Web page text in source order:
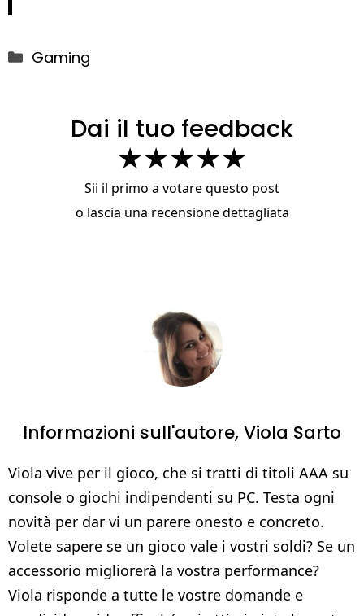
Categorie
Gaming
Dai il tuo feedback
★★★★★
Sii il primo a votare questo post
o lascia una recensione dettagliata
Informazioni sull'autore,Viola Sarto
Viola vive per il gioco, che si tratti di titoli AAA su
console o giochi indipendenti su PC. Testa ogni
novità per dar vi un parere onesto e concreto.
Volete sapere se un gioco vale i vostri soldi? Se un
accessorio migliorerà la vostra performance?
Viola risponde a tutte le vostre domande e